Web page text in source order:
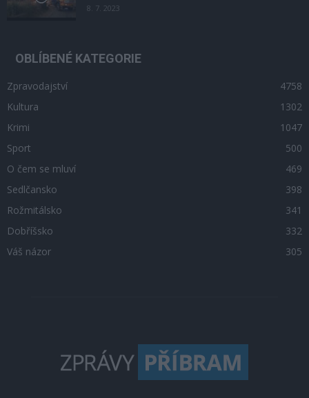
8. 7. 2023
OBLÍBENÉ KATEGORIE
Zpravodajství
4758
Kultura
1302
Krimi
1047
Sport
500
O čem se mluví
469
Sedlčansko
398
Rožmitálsko
341
Dobříšsko
332
Váš názor
305